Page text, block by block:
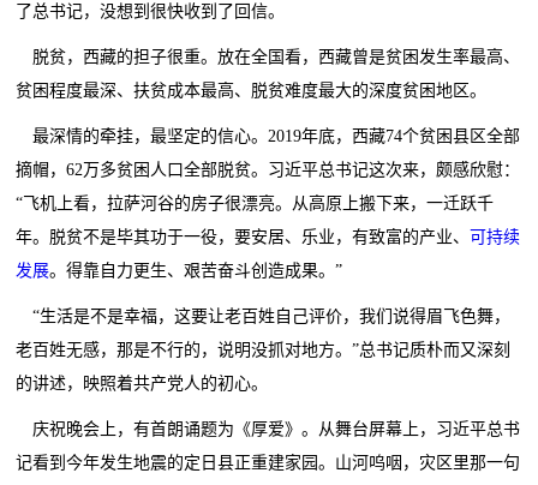
了总书记，没想到很快收到了回信。
脱贫，西藏的担子很重。放在全国看，西藏曾是贫困发生率最高、
贫困程度最深、扶贫成本最高、脱贫难度最大的深度贫困地区。
最深情的牵挂，最坚定的信心。2019年底，西藏74个贫困县区全部
摘帽，62万多贫困人口全部脱贫。习近平总书记这次来，颇感欣慰：
“飞机上看，拉萨河谷的房子很漂亮。从高原上搬下来，一迁跃千
年。脱贫不是毕其功于一役，要安居、乐业，有致富的产业、
可持续
发展。得靠自力更生、艰苦奋斗创造成果。”
“生活是不是幸福，这要让老百姓自己评价，我们说得眉飞色舞，
老百姓无感，那是不行的，说明没抓对地方。”总书记质朴而又深刻
的讲述，映照着共产党人的初心。
庆祝晚会上，有首朗诵题为《厚爱》。从舞台屏幕上，习近平总书
记看到今年发生地震的定日县正重建家园。山河呜咽，灾区里那一句